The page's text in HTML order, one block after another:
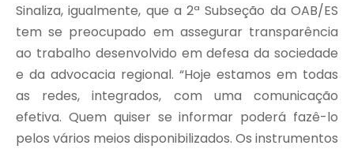
Sinaliza, igualmente, que a 2ª Subseção da OAB/ES
tem se preocupado em assegurar transparência
ao trabalho desenvolvido em defesa da sociedade
e da advocacia regional. “Hoje estamos em todas
as redes, integrados, com uma comunicação
efetiva. Quem quiser se informar poderá fazê-lo
pelos vários meios disponibilizados. Os instrumentos